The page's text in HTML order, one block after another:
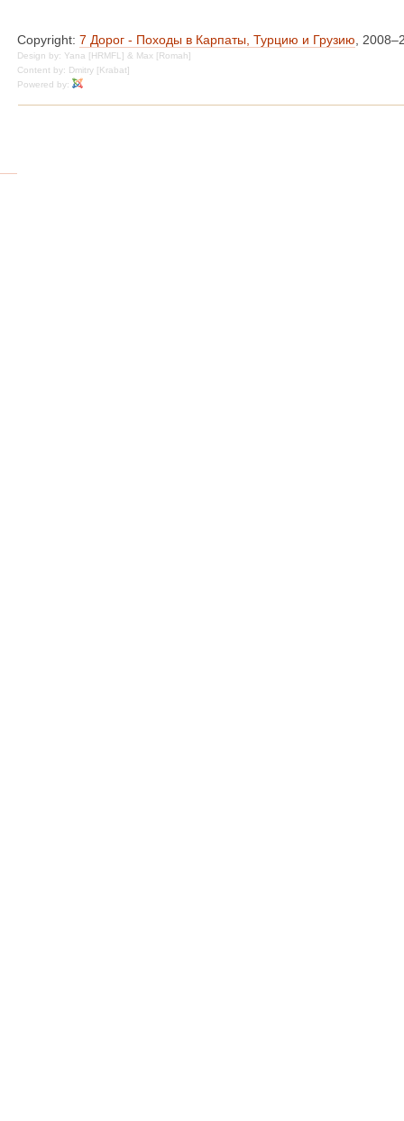
Copyright: 7 Дорог - Походы в Карпаты, Турцию и Грузию,
Design by: Yana [HRMFL] & Max [Romah]
Content by: Dmitry [Krabat]
Powered by: